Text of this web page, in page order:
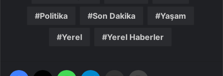
Politika Son Dakika Yaşam
Yerel Yerel Haberler
Facebook WhatsApp Email'den paylaş